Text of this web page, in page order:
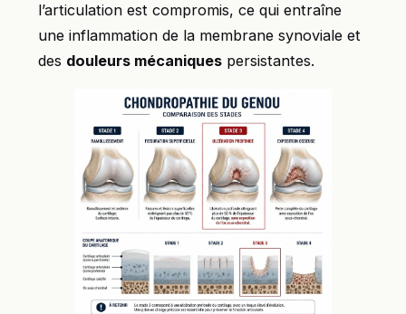
l’articulation est compromis, ce qui entraîne
une inflammation de la membrane synoviale et
des douleurs mécaniques persistantes.